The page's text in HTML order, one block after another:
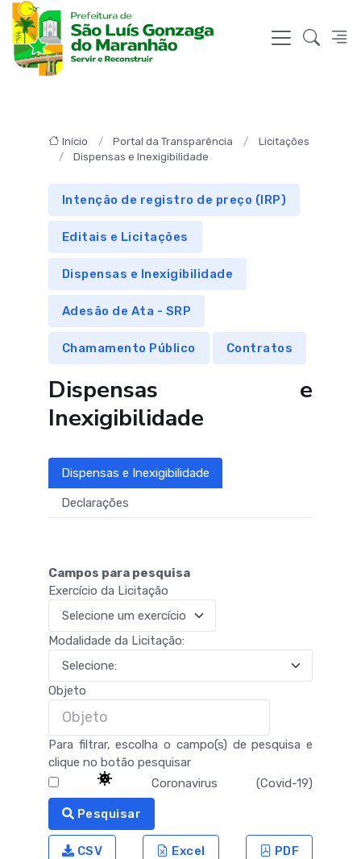
Início Portal da Transparência
Licitações
Dispensas e Inexigibilidade
Intenção de registro de preço (IRP)
Editais e Licitações
Dispensas e Inexigibilidade
Adesão de Ata - SRP
Chamamento Público Contratos
Dispensas e
Inexigibilidade
Dispensas e Inexigibilidade
Declarações
Campos para pesquisa
Exercício da Licitação
Modalidade da Licitação:
Objeto
Para filtrar, escolha o campo(s) de pesquisa e
clique no botão pesquisar
Coronavirus (Covid-19)
Pesquisar
CSV Excel PDF